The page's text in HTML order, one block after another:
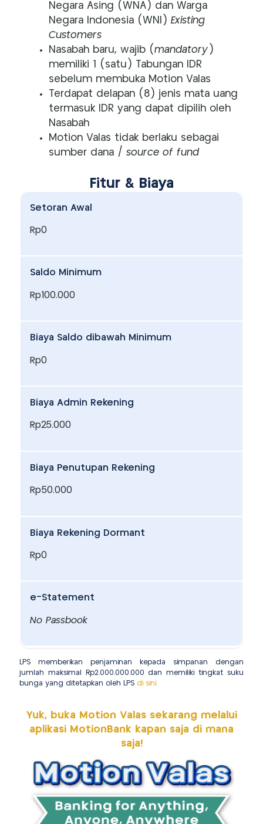
Negara Asing (WNA) dan Warga
Negara Indonesia (WNI) Existing
Customers
Nasabah baru, wajib ( mandatory )
memiliki 1 (satu) Tabungan IDR
sebelum membuka Motion Valas
Terdapat delapan (8) jenis mata uang
termasuk IDR yang dapat dipilih oleh
Nasabah
Motion Valas tidak berlaku sebagai
sumber dana / source of fund
Fitur & Biaya
Setoran Awal
Rp0
Saldo Minimum
Rp100.000
Biaya Saldo dibawah Minimum
Rp0
Biaya Admin Rekening
Rp25.000
Biaya Penutupan Rekening
Rp50.000
Biaya Rekening Dormant
Rp0
e-Statement
No Passbook
LPS memberikan penjaminan kepada simpanan dengan
jumlah maksimal Rp2.000.000.000 dan memiliki tingkat suku
bunga yang ditetapkan oleh LPS di sini.
Yuk, buka Motion Valas sekarang melalui
aplikasi MotionBank kapan saja di mana
saja!